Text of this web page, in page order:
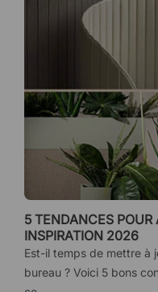
5 TENDANCES POUR
INSPIRATION 2026
Est-il temps de mettre à
bureau ? Voici 5 bons